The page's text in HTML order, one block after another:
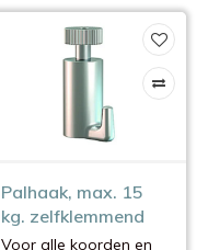
Palhaak, max. 15
kg. zelfklemmend
Voor alle koorden en